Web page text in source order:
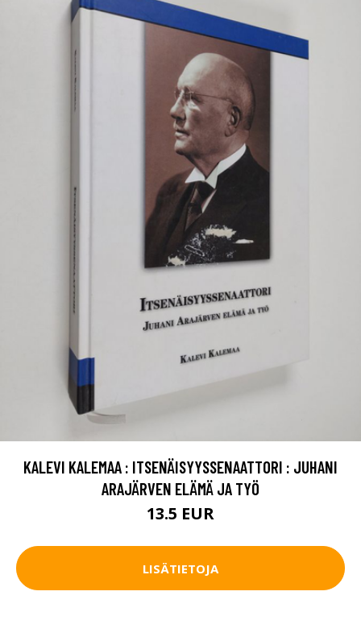
KALEVI KALEMAA : ITSENÄISYYSSENAATTORI : JUHANI
ARAJÄRVEN ELÄMÄ JA TYÖ
13.5 EUR
LISÄTIETOJA